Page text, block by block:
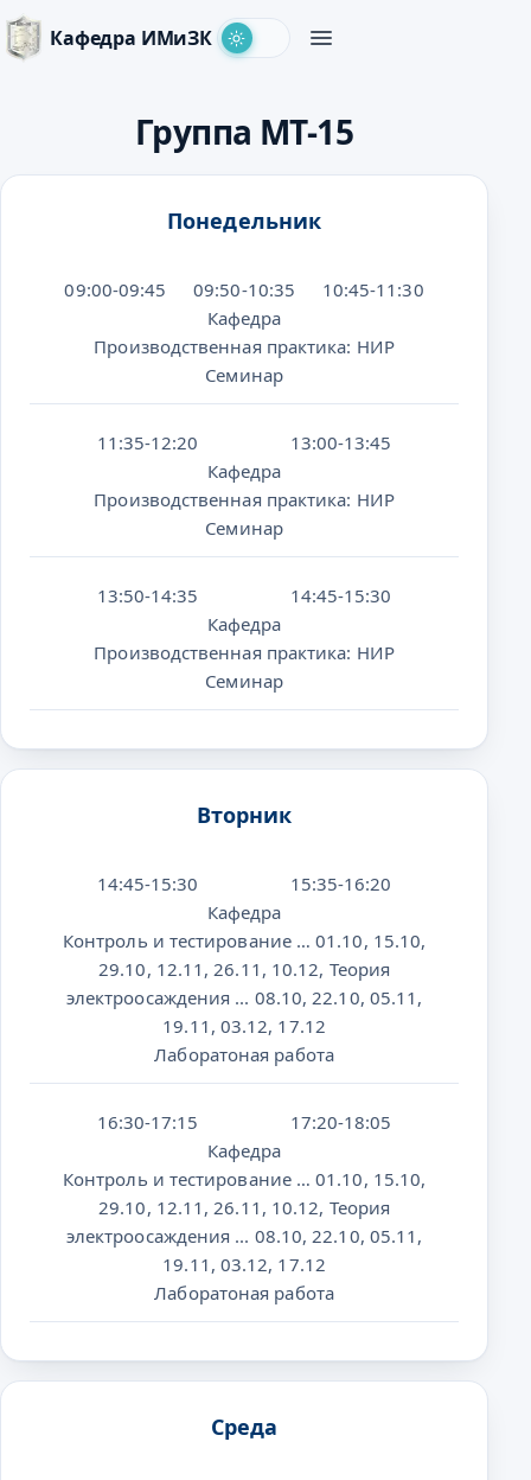
Кафедра ИМиЗК
Группа МТ-15
Понедельник
09:00-09:45 09:50-10:35
10:45-11:30
Кафедра
Производственная практика: НИР
Семинар
11:35-12:20
13:00-13:45
Кафедра
Производственная практика: НИР
Семинар
13:50-14:35
14:45-15:30
Кафедра
Производственная практика: НИР
Семинар
Вторник
14:45-15:30
15:35-16:20
Кафедра
Контроль и тестирование … 01.10, 15.10,
29.10, 12.11, 26.11, 10.12, Теория
электроосаждения ... 08.10, 22.10, 05.11,
19.11, 03.12, 17.12
Лаборатоная работа
16:30-17:15
17:20-18:05
Кафедра
Контроль и тестирование … 01.10, 15.10,
29.10, 12.11, 26.11, 10.12, Теория
электроосаждения ... 08.10, 22.10, 05.11,
19.11, 03.12, 17.12
Лаборатоная работа
Среда